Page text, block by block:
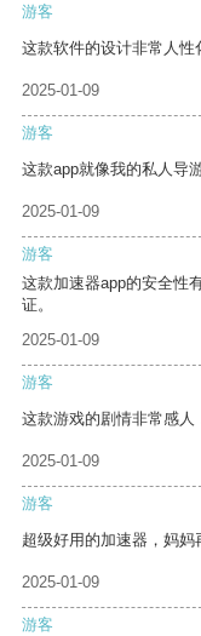
游客
这款软件的设计非常人性
2025-01-09
游客
这款app就像我的私人导
2025-01-09
游客
这款加速器app的安全性
证。
2025-01-09
游客
这款游戏的剧情非常感人
2025-01-09
游客
超级好用的加速器，妈妈
2025-01-09
游客